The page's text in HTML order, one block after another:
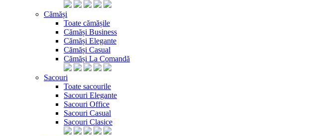
Cămăși
Toate cămășile
Cămăși Business
Cămăși Elegante
Cămăși Casual
Cămăși La Comandă
Sacouri
Toate sacourile
Sacouri Elegante
Sacouri Office
Sacouri Casual
Sacouri Clasice